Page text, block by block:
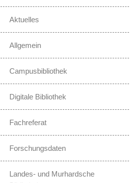
Aktuelles
Allgemein
Campusbibliothek
Digitale Bibliothek
Fachreferat
Forschungsdaten
Landes- und Murhardsche